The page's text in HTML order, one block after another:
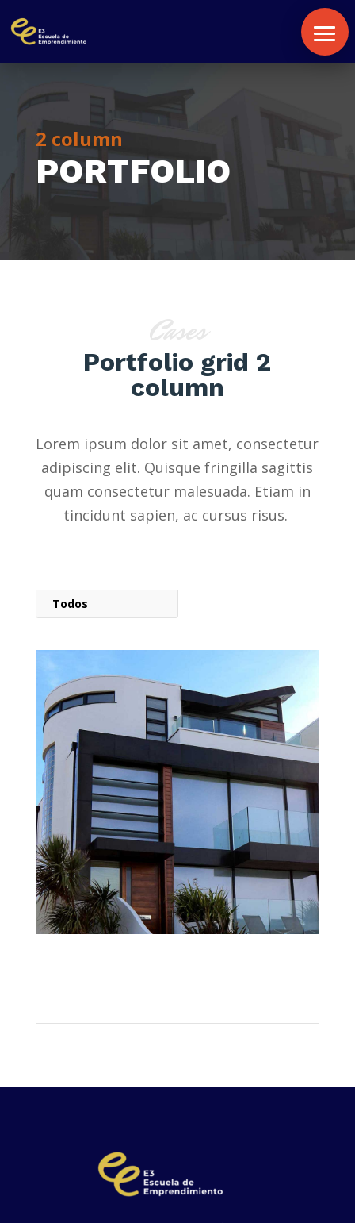
Inici
2 column
PORTFOLIO
Portfolio grid 2
column
Lorem ipsum dolor sit amet, consectetur
adipiscing elit. Quisque fringilla sagittis
quam consectetur malesuada. Etiam in
tincidunt sapien, ac cursus risus.
Todos